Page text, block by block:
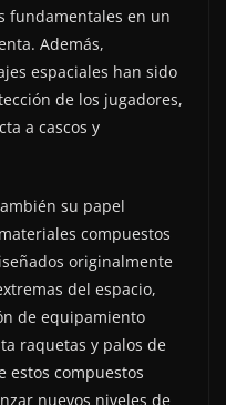
fundamentales en un
Además,
espaciales han sido
de los jugadores,
a cascos y
su papel
compuestos
originalmente
del espacio,
de equipamiento
raquetas y palos de
estos compuestos
nuevos niveles de